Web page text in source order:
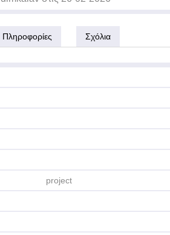
Πληροφορίες Σχόλια
project